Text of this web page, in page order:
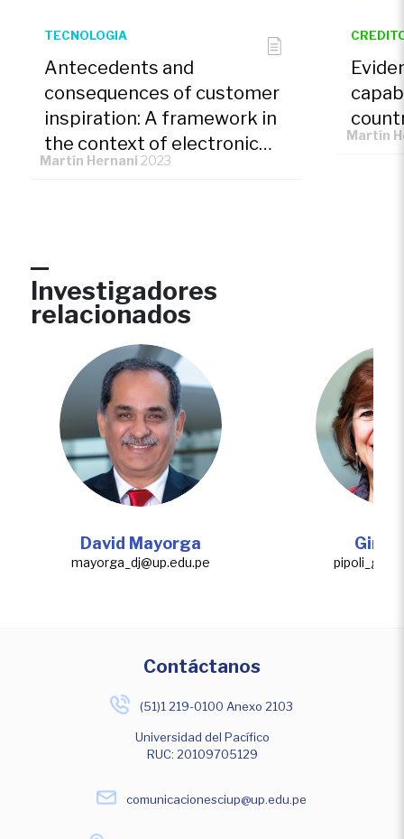
TECNOLOGIA
Antecedents and
consequences of customer
inspiration: A framework in
the context of electronic
device brands
Martín Hernani 2023
Martín
Investigadores
relacionados
David Mayorga
mayorga_dj@up.edu.pe
Gina
Contáctanos
(51)1 219-0100 Anexo 2103
Universidad del Pacífico
RUC: 20109705129
comunicacionesciup@up.edu.pe